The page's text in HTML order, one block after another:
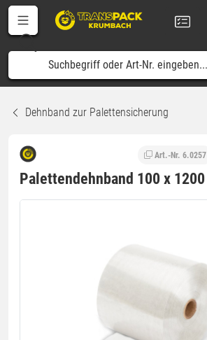
Dehnband zur Palettensicherung
Art.-Nr. 6.0257
Palettendehnband 100 x